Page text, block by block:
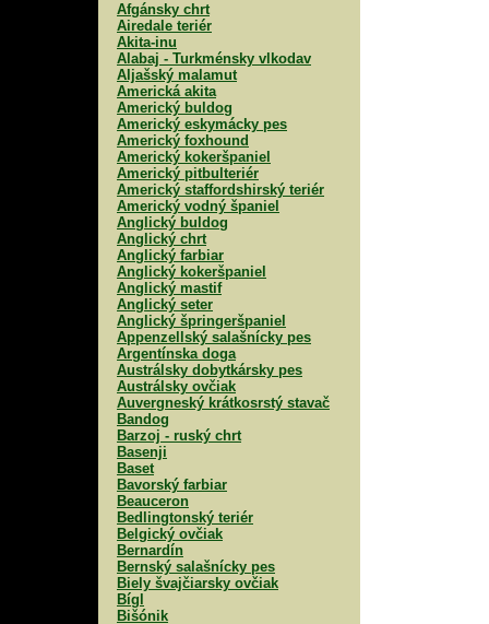
Afgánsky chrt
Airedale teriér
Akita-inu
Alabaj - Turkménsky vlkodav
Aljašský malamut
Americká akita
Americký buldog
Americký eskymácky pes
Americký foxhound
Americký kokeršpaniel
Americký pitbulteriér
Americký staffordshirský teriér
Americký vodný španiel
Anglický buldog
Anglický chrt
Anglický farbiar
Anglický kokeršpaniel
Anglický mastif
Anglický seter
Anglický špringeršpaniel
Appenzellský salašnícky pes
Argentínska doga
Austrálsky dobytkársky pes
Austrálsky ovčiak
Auvergneský krátkosrstý stavač
Bandog
Barzoj - ruský chrt
Basenji
Baset
Bavorský farbiar
Beauceron
Bedlingtonský teriér
Belgický ovčiak
Bernardín
Bernský salašnícky pes
Biely švajčiarsky ovčiak
Bígl
Bišónik